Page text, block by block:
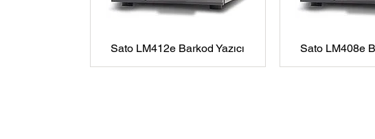
Sato LM412e Barkod Yazıcı Sato LM408e